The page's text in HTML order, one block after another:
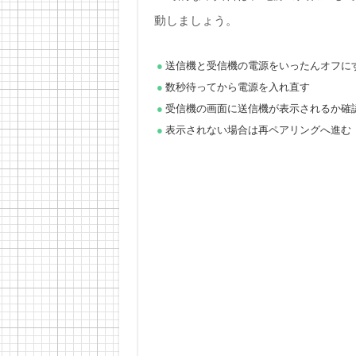
動しましょう。
送信機と受信機の電源をいったんオフに
数秒待ってから電源を入れ直す
受信機の画面に送信機が表示されるか確
表示されない場合は再ペアリングへ進む